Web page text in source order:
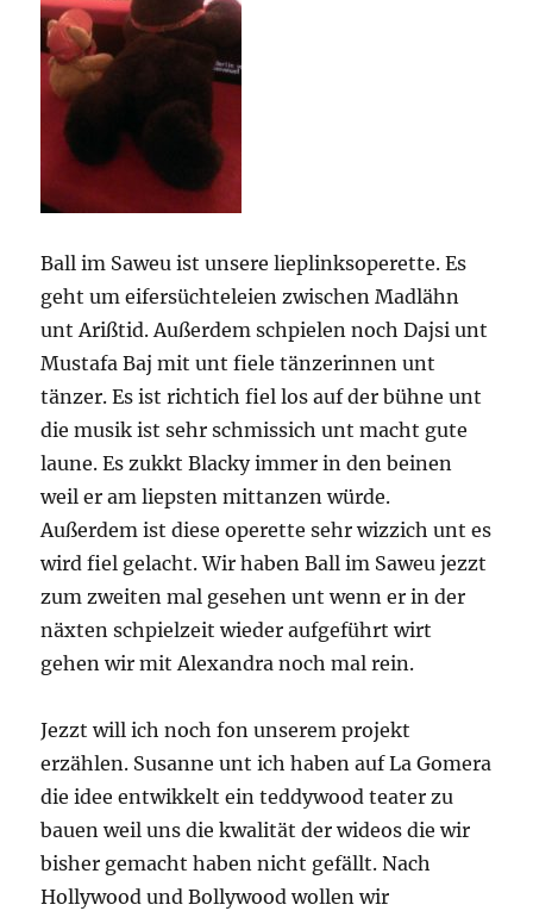
Ball im Saweu ist unsere lieplinksoperette. Es
geht um eifersüchteleien zwischen Madlähn
unt Arißtid. Außerdem schpielen noch Dajsi unt
Mustafa Baj mit unt fiele tänzerinnen unt
tänzer. Es ist richtich fiel los auf der bühne unt
die musik ist sehr schmissich unt macht gute
laune. Es zukkt Blacky immer in den beinen
weil er am liepsten mittanzen würde.
Außerdem ist diese operette sehr wizzich unt es
wird fiel gelacht. Wir haben Ball im Saweu jezzt
zum zweiten mal gesehen unt wenn er in der
näxten schpielzeit wieder aufgeführt wirt
gehen wir mit Alexandra noch mal rein.
Jezzt will ich noch fon unserem projekt
erzählen. Susanne unt ich haben auf La Gomera
die idee entwikkelt ein teddywood teater zu
bauen weil uns die kwalität der wideos die wir
bisher gemacht haben nicht gefällt. Nach
Hollywood und Bollywood wollen wir